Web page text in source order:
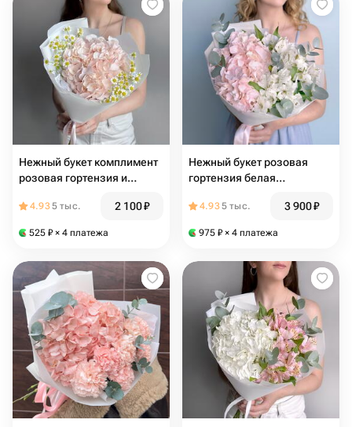
Нежный букет комплимент
розовая гортензия и
матрикария
4.935 тыс. 2 100₽
525 ₽ × 4 платежа
Нежный букет розовая
гортензия белая
4.935 тыс. 3 900₽
975 ₽ × 4 платежа